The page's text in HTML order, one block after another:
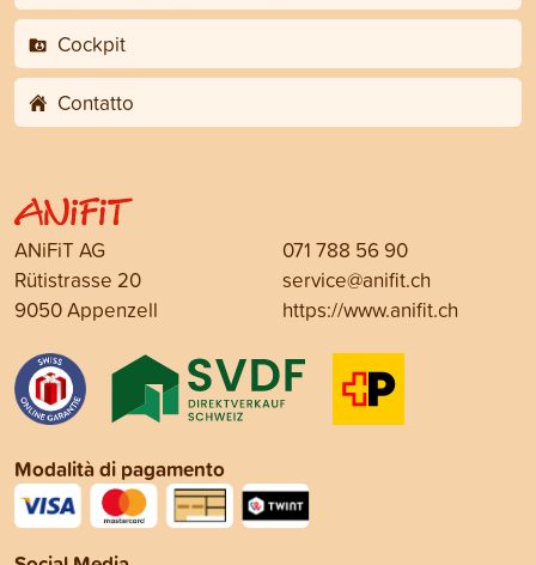
Cockpit
Contatto
ANiFiT AG
Rütistrasse 20
9050 Appenzell
071 788 56 90
service@anifit.ch
https://www.anifit.ch
Modalità di pagamento